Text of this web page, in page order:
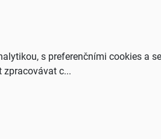
s preferenčními cookies a
zpracovávat c...